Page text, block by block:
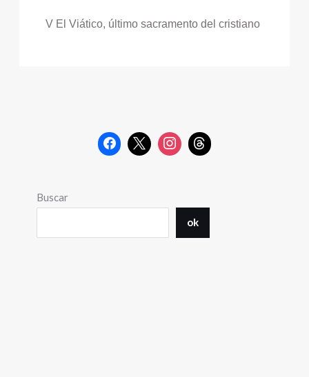
V El Viático, último sacramento del cristiano
Buscar
ok